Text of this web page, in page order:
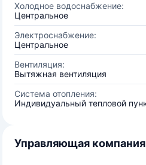
Холодное водоснабжение:
Центральное
Электроснабжение:
Центральное
Вентиляция:
Вытяжная вентиляция
Система отопления:
Индивидуальный тепловой
Управляющая компания